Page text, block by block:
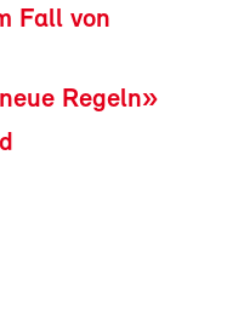
Fall von
Regeln»